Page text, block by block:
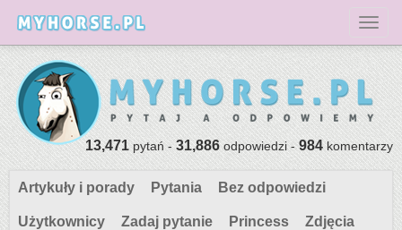
13,471pytań -31,886odpowiedzi -984komentarzy
Artykuły i porady Pytania Bez odpowiedzi
Użytkownicy Zadaj pytanie Princess Zdjęcia